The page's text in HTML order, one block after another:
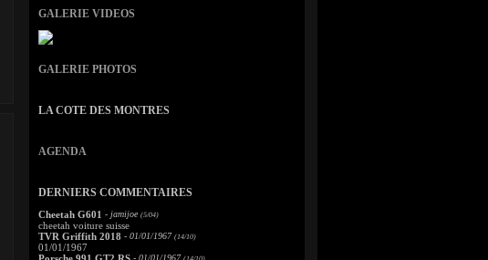
GALERIE VIDEOS
GALERIE PHOTOS
LA COTE DES MONTRES
AGENDA
DERNIERS COMMENTAIRES
Cheetah G601 - jamijoe (5/04)
cheetah voiture suisse
TVR Griffith 2018 - 01/01/1967 (14/10)
01/01/1967
- 01/01/1967